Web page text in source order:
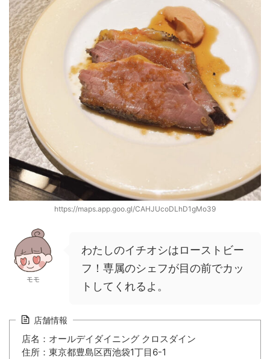
https://maps.app.goo.gl/CAHJUcoDLhD1gMo39
モモ
わたしのイチオシはローストビー
フ！専属のシェフが目の前でカッ
トしてくれるよ。
店舗情報
店名：オールデイダイニング クロスダイン
住所：東京都豊島区西池袋1丁目6-1